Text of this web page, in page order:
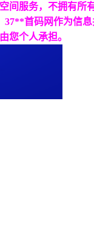
服务，不拥有
37**首码网作为信
您个人承担。